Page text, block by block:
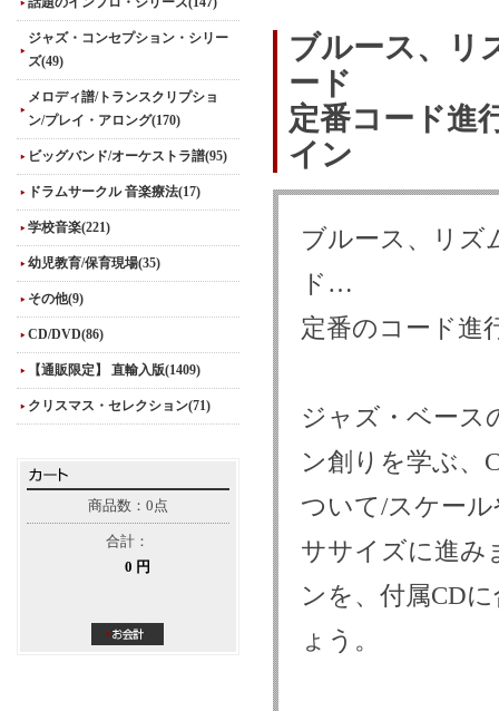
ジャズ・コンセプション・シリー
ズ(49)
メロディ譜/トランスクリプショ
ン/プレイ・アロング(170)
ビッグバンド/オーケストラ譜(95)
ドラムサークル 音楽療法(17)
学校音楽(221)
幼児教育/保育現場(35)
その他(9)
CD/DVD(86)
【通販限定】 直輸入版(1409)
クリスマス・セレクション(71)
商品数：0点
合計：
0 円
ブルース、リ
ード
定番コード進
イン
ブルース、リズ
ド…
定番のコード進
ジャズ・ベース
ン創りを学ぶ、
ついて/スケー
ササイズに進み
ンを、付属CD
ょう。